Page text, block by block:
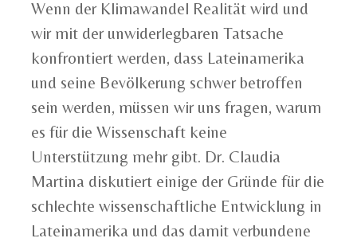
Wenn der Klimawandel Realität wird und
wir mit der unwiderlegbaren Tatsache
konfrontiert werden, dass Lateinamerika
und seine Bevölkerung schwer betroffen
sein werden, müssen wir uns fragen, warum
es für die Wissenschaft keine
Unterstützung mehr gibt. Dr. Claudia
Martina diskutiert einige der Gründe für die
schlechte wissenschaftliche Entwicklung in
Lateinamerika und das damit verbundene